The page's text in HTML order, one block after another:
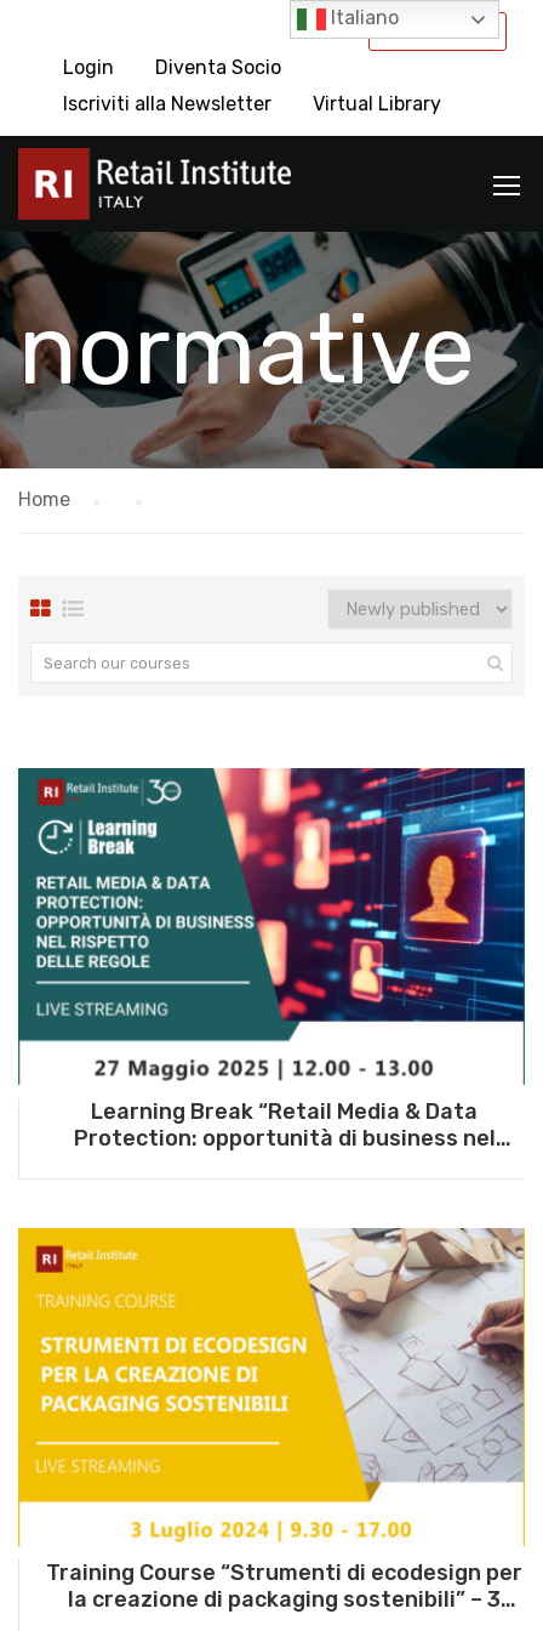
International
Login
Diventa Socio
Iscriviti alla Newsletter
Virtual Library
normative
Home
Learning Break “Retail Media & Data
Protection: opportunità di business nel
Training Course “Strumenti di ecodesign per
la creazione di packaging sostenibili” – 3
Italiano